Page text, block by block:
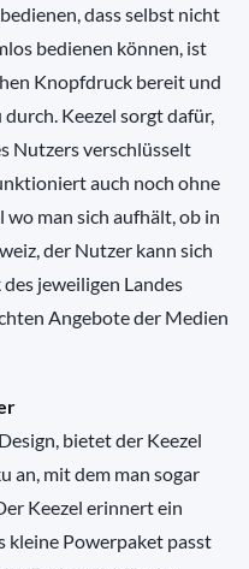
dass selbst nicht
bedienen können, ist
Knopfdruck bereit und
Keezel sorgt dafür,
Nutzers verschlüsselt
auch noch ohne
man sich aufhält, ob in
der Nutzer kann sich
jeweiligen Landes
Angebote der Medien
bietet der Keezel
an, mit dem man sogar
Keezel erinnert ein
kleine Powerpaket passt